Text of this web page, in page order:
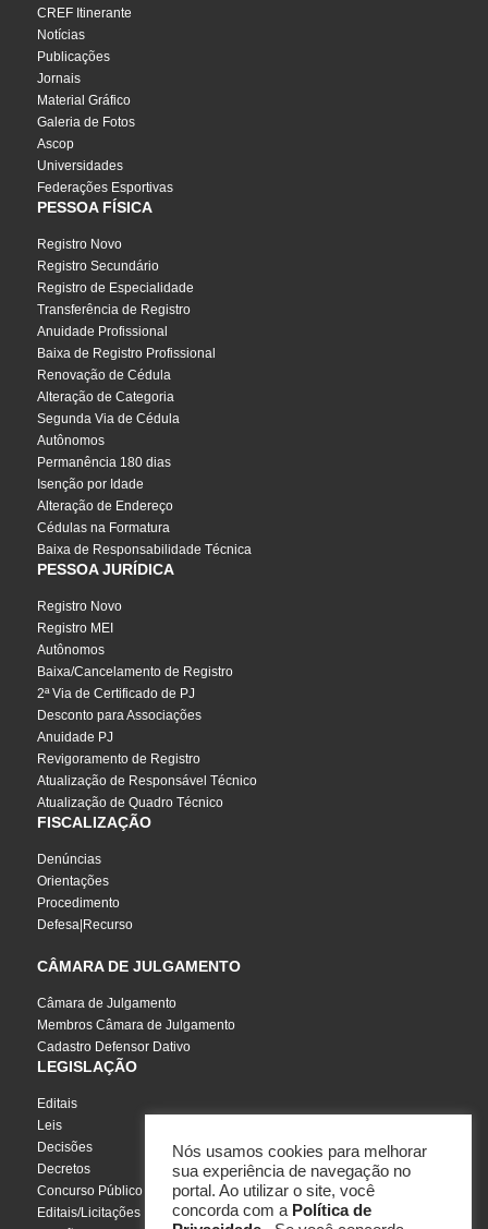
CREF Itinerante
Notícias
Publicações
Jornais
Material Gráfico
Galeria de Fotos
Ascop
Universidades
Federações Esportivas
PESSOA FÍSICA
Registro Novo
Registro Secundário
Registro de Especialidade
Transferência de Registro
Anuidade Profissional
Baixa de Registro Profissional
Renovação de Cédula
Alteração de Categoria
Segunda Via de Cédula
Autônomos
Permanência 180 dias
Isenção por Idade
Alteração de Endereço
Cédulas na Formatura
Baixa de Responsabilidade Técnica
PESSOA JURÍDICA
Registro Novo
Registro MEI
Autônomos
Baixa/Cancelamento de Registro
2ª Via de Certificado de PJ
Desconto para Associações
Anuidade PJ
Revigoramento de Registro
Atualização de Responsável Técnico
Atualização de Quadro Técnico
FISCALIZAÇÃO
Denúncias
Orientações
Procedimento
Defesa|Recurso
CÂMARA DE JULGAMENTO
Câmara de Julgamento
Membros Câmara de Julgamento
Cadastro Defensor Dativo
LEGISLAÇÃO
Editais
Leis
Decisões
Decretos
Concurso Público
Editais/Licitações
Nós usamos cookies para melhorar
sua experiência de navegação no
portal. Ao utilizar o site, você
concorda com a Política de